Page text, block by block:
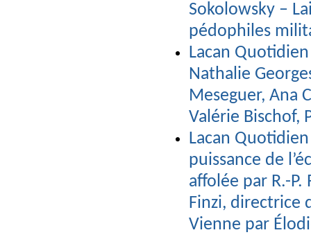
Sokolowsky –
pédophiles
Lacan
Nathalie
Meseguer, Ana
Valérie Bischof,
Lacan
puissance de
affolée par R.-
Finzi, directrice
Vienne par